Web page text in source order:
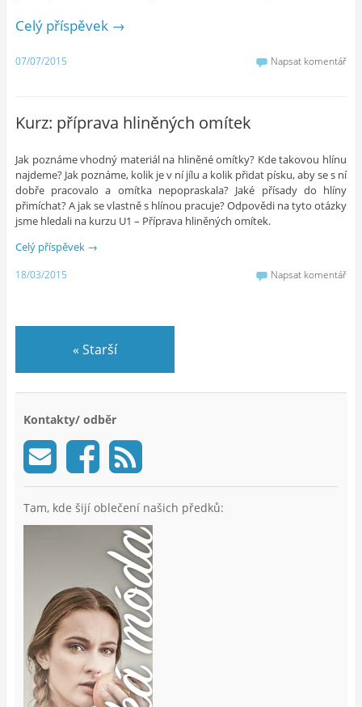
Celý příspěvek →
07/07/2015 Napsat komentář
Kurz: příprava hliněných omítek
Jak poznáme vhodný materiál na hliněné omítky? Kde takovou hlínu
najdeme? Jak poznáme, kolik je v ní jílu a kolik přidat písku, aby se s ní
dobře pracovalo a omítka nepopraskala? Jaké přísady do hlíny
přimíchat? A jak se vlastně s hlínou pracuje? Odpovědi na tyto otázky
jsme hledali na kurzu U1 – Příprava hliněných omítek.
Celý příspěvek →
18/03/2015 Napsat komentář
« Starší
Kontakty/ odběr
Tam, kde šijí oblečení našich předků: